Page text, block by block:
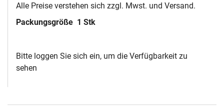
Alle Preise verstehen sich zzgl. Mwst. und Versand.
Packungsgröße 1 Stk
Bitte loggen Sie sich ein, um die Verfügbarkeit zu
sehen